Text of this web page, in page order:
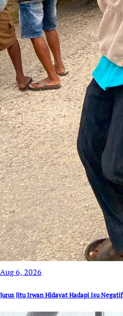
Aug 6, 2026
Jurus Jitu Irwan Hidayat Hadapi Isu Negatif